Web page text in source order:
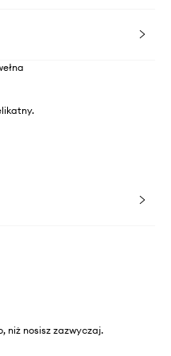
niż nosisz zazwyczaj.